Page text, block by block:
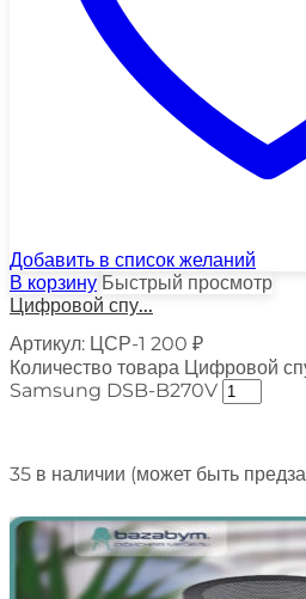
Добавить в список желаний
В корзину Быстрый просмотр
Цифровой спу...
Артикул: ЦСР-1 200 ₽
Количество товара Цифровой
Samsung DSB-B270V
35 в наличии (может быть